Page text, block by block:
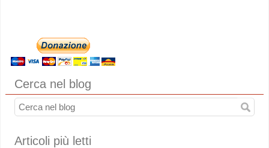
Cerca nel blog
Articoli più letti